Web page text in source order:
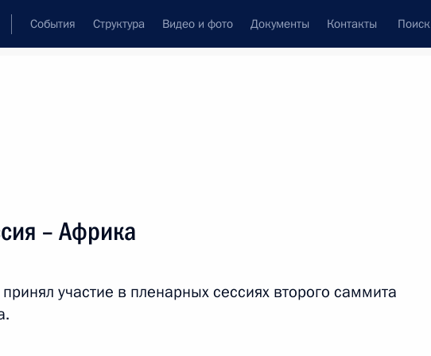
События Структура Видео и фото Документы Контакты Поиск
Подписаться на ленту
– Африка
участие в пленарных сессиях второго саммита